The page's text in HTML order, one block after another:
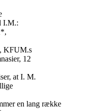
I.M.:
KFUM.s
12
at I. M.
en lang række